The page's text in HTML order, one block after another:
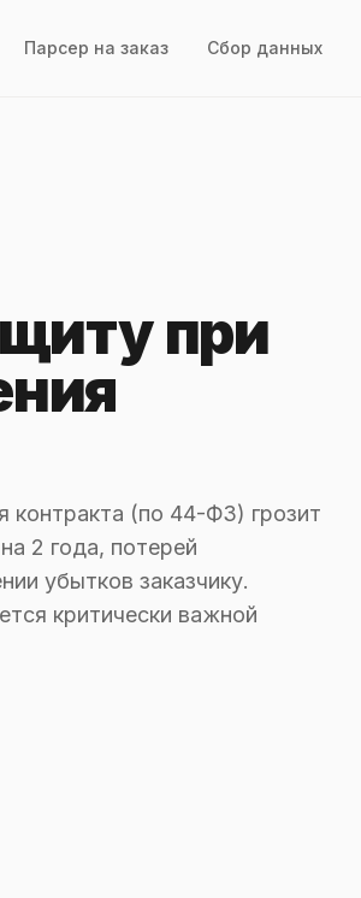
Парсер на заказ Сбор данных
при
контракта (по 44-ФЗ) грозит
2 года, потерей
убытков заказчику.
критически важной